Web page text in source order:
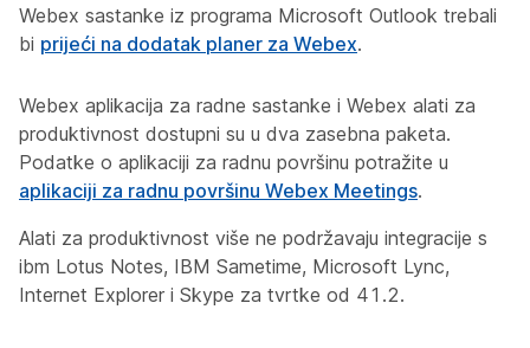
Webex sastanke iz programa Microsoft Outlook trebali
bi prijeći na dodatak planer za Webex.
Webex aplikacija za radne sastanke i Webex alati za
produktivnost dostupni su u dva zasebna paketa.
Podatke o aplikaciji za radnu površinu potražite u
aplikaciji za radnu površinu Webex Meetings.
Alati za produktivnost više ne podržavaju integracije s
ibm Lotus Notes, IBM Sametime, Microsoft Lync,
Internet Explorer i Skype za tvrtke od 41.2.